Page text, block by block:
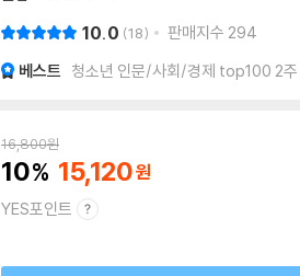
10.0 18 판매지수 294
베스트 청소년 인문/사회/경제 top100 2주
16,800원
10 15,120
YES포인트